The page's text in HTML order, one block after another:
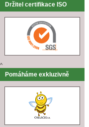
Držitel certifikace ISO
^
Pomáháme exkluzivně